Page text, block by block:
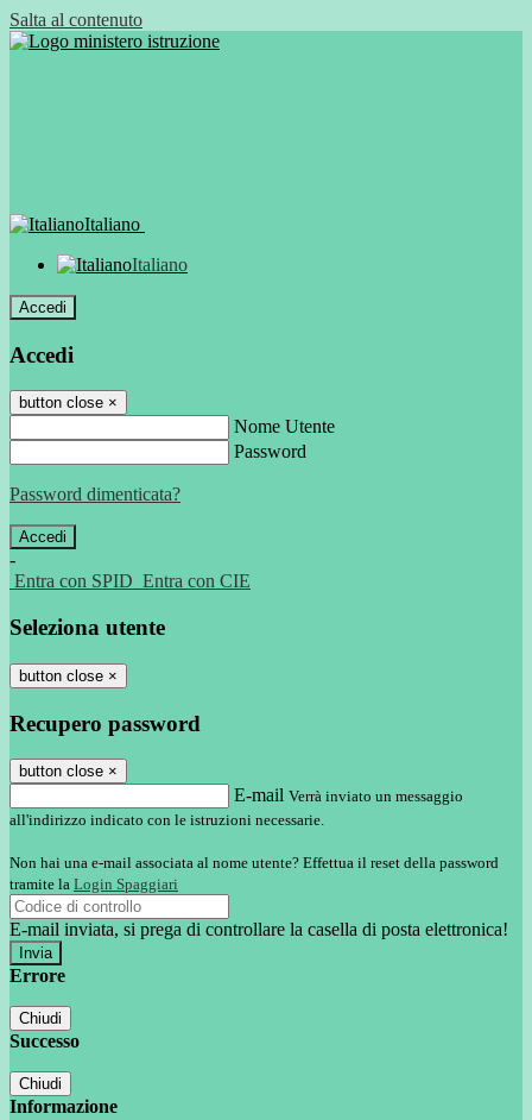
Salta al contenuto
Italiano
Italiano
Accedi
Accedi
button close ×
Nome Utente
Password
Password dimenticata?
-
Entra con SPID Entra con CIE
Seleziona utente
button close ×
Recupero password
button close ×
E-mail Verrà inviato un messaggio
all'indirizzo indicato con le istruzioni necessarie.
Non hai una e-mail associata al nome utente? Effettua il reset della password
tramite la Login Spaggiari
E-mail inviata, si prega di controllare la casella di posta elettronica!
Errore
Chiudi
Successo
Chiudi
Informazione